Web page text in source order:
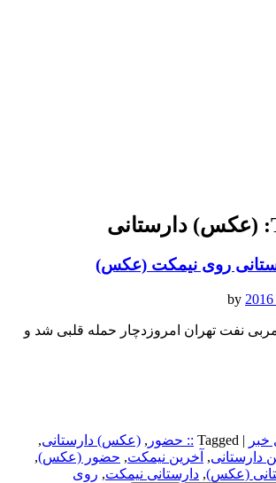
(عکس) دارستانی
روی نیمکت (عکس)
نفت تهران امروزدچار حمله قلبی شد و
|
Tagged :: حضور , (عکس) دارستانی,
دارستانی, آخرین نیمکت, حضور (عکس),
(عکس), دارستانی نیمکت, روی